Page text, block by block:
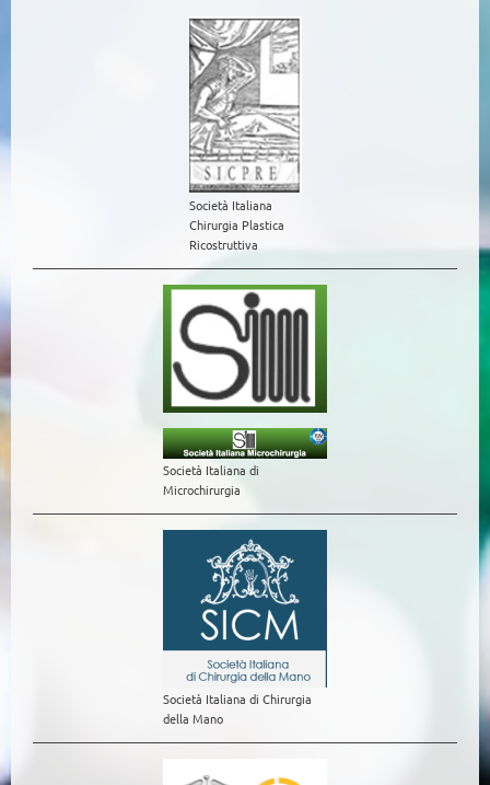
Società Italiana
Chirurgia Plastica
Ricostruttiva
Società Italiana di
Microchirurgia
Società Italiana di Chirurgia
della Mano